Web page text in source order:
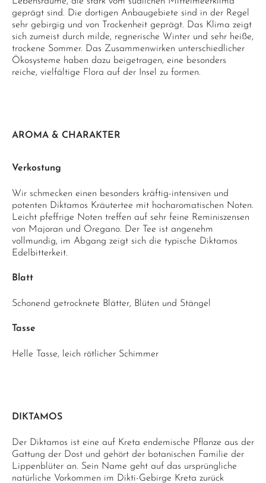
geprägt sind. Die dortigen Anbaugebiete sind in der Regel
sehr gebirgig und von Trockenheit geprägt. Das Klima zeigt
sich zumeist durch milde, regnerische Winter und sehr heiße,
trockene Sommer. Das Zusammenwirken unterschiedlicher
Ökosysteme haben dazu beigetragen, eine besonders
reiche, vielfältige Flora auf der Insel zu formen.
AROMA & CHARAKTER
Verkostung
Wir schmecken einen besonders kräftig-intensiven und
potenten Diktamos Kräutertee mit hocharomatischen Noten.
Leicht pfeffrige Noten treffen auf sehr feine Reminiszensen
von Majoran und Oregano. Der Tee ist angenehm
vollmundig, im Abgang zeigt sich die typische Diktamos
Edelbitterkeit.
Blatt
Schonend getrocknete Blätter, Blüten und Stängel
Tasse
Helle Tasse, leich rötlicher Schimmer
DIKTAMOS
Der Diktamos ist eine auf Kreta endemische Pflanze aus der
Gattung der Dost und gehört der botanischen Familie der
Lippenblüter an. Sein Name geht auf das ursprüngliche
natürliche Vorkommen im Dikti-Gebirge Kreta zurück